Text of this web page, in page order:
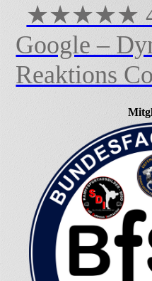
★★★★★
Google –
Reaktions